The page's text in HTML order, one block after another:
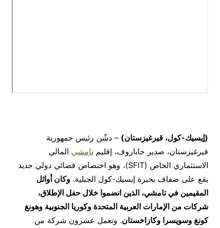
(إيسيك-كول، قيرغيزستان) – دشّن رئيس جمهورية
قيرغيزستان، صدير جاباروف، إقليم تامشي المالي
الاستثماري الخاص (SFIT)، وهو اختصاص قضائي دولي جديد
يقع على ضفاف بحيرة إيسيك-كول الجبلية. وكان أوائل
المقيمين في تامشي، الذين انضموا خلال حفل الإطلاق،
شركات من الإمارات العربية المتحدة وكوريا الجنوبية وهونغ
كونغ وسويسرا وكازاخستان. وتعمل عشرون شركة من